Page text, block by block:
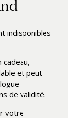
indisponibles
cadeau,
et peut
de validité.
votre